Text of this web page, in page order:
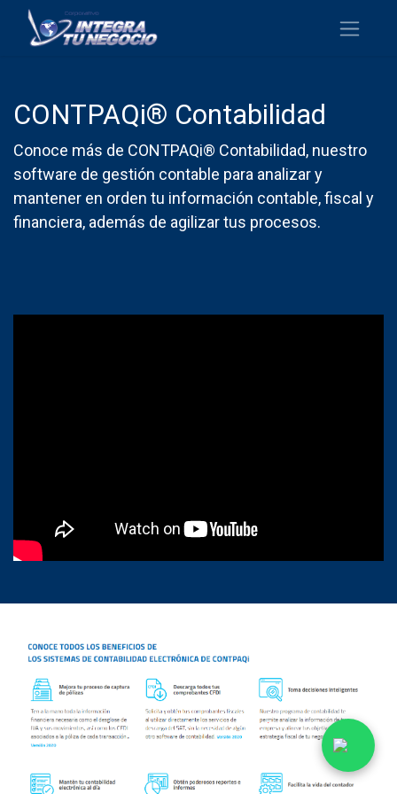
CONTPAQi® Contabilidad
Conoce más de CONTPAQi® Contabilidad, nuestro
software de gestión contable para analizar y
mantener en orden tu información contable, fiscal y
financiera, además de agilizar tus procesos.